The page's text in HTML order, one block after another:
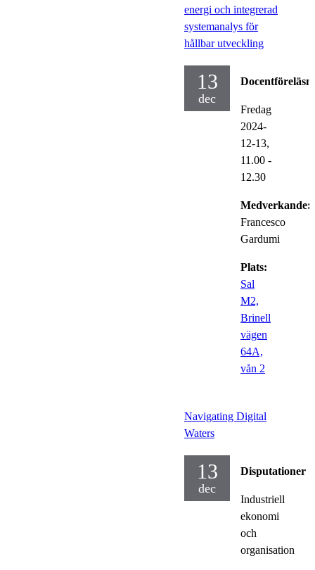
energi och integrerad
systemanalys för
hållbar utveckling
13
dec
Fredag
2024-
12-13,
11.00 -
12.30
Medverkande:
Francesco
Gardumi
Plats:
Sal
M2,
Brinell
vägen
64A,
vån 2
Navigating Digital
Waters
13
dec
Disputationer
Industriell
ekonomi
och
organisation